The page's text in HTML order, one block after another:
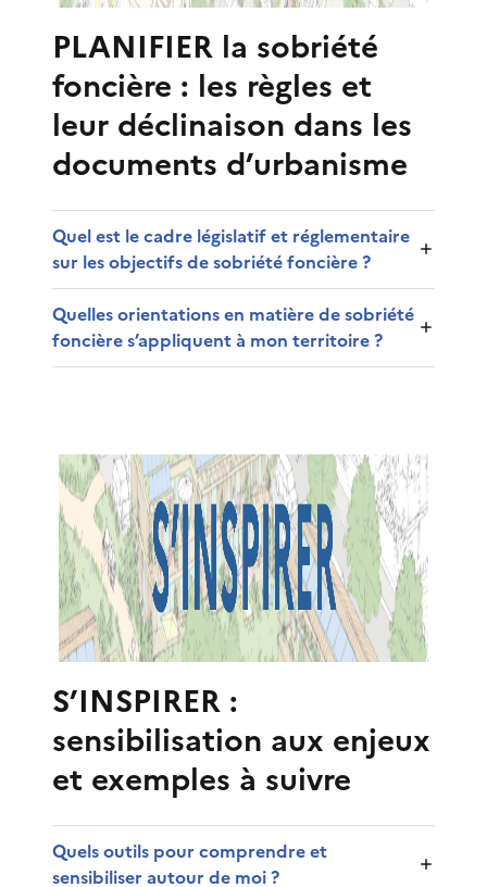
PLANIFIER la sobriété
foncière : les règles et
leur déclinaison dans les
documents d’urbanisme
Quel est le cadre législatif et réglementaire
sur les objectifs de sobriété foncière ?
Quelles orientations en matière de sobriété
foncière s’appliquent à mon territoire ?
S’INSPIRER :
sensibilisation aux enjeux
et exemples à suivre
Quels outils pour comprendre et
sensibiliser autour de moi ?